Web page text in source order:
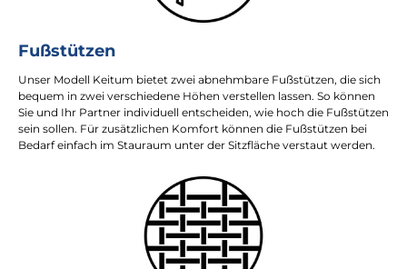
Fußstützen
Unser Modell Keitum bietet zwei abnehmbare Fußstützen, die sich
bequem in zwei verschiedene Höhen verstellen lassen. So können
Sie und Ihr Partner individuell entscheiden, wie hoch die Fußstützen
sein sollen. Für zusätzlichen Komfort können die Fußstützen bei
Bedarf einfach im Stauraum unter der Sitzfläche verstaut werden.